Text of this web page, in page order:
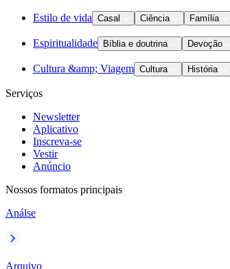
Estilo de vida Casal Ciência Família
Espiritualidade Bíblia e doutrina Devoção
Cultura &amp; Viagem Cultura História
Serviços
Newsletter
Aplicativo
Inscreva-se
Vestir
Anúncio
Nossos formatos principais
Análse
Arquivo